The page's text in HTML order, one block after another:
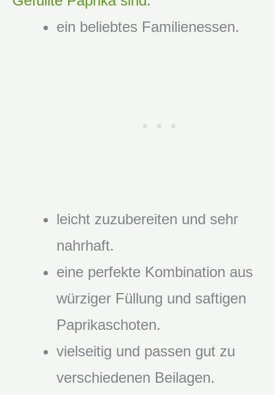
ein beliebtes Familienessen.
leicht zuzubereiten und sehr
nahrhaft.
eine perfekte Kombination aus
würziger Füllung und saftigen
Paprikaschoten.
vielseitig und passen gut zu
verschiedenen Beilagen.